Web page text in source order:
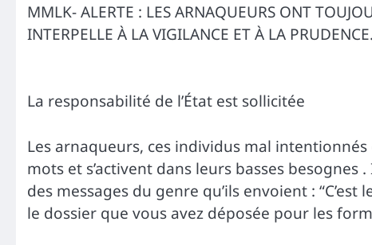
MMLK- ALERTE : LES ARNAQUEURS ONT
INTERPELLE À LA VIGILANCE ET À LA PRUDENCE.
La responsabilité de l’État est sollicitée
Les arnaqueurs, ces individus mal
mots et s’activent dans leurs basses
des messages du genre qu’ils envoient :
le dossier que vous avez déposée pour les